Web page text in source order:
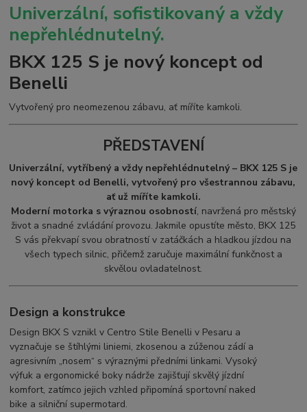
Univerzální, sofistikovaný a vždy
nepřehlédnutelný.
BKX 125 S je nový koncept od
Benelli
Vytvořený pro neomezenou zábavu, ať míříte kamkoli.
PŘEDSTAVENÍ
Univerzální, vytříbený a vždy nepřehlédnutelný – BKX 125 S je
nový koncept od Benelli, vytvořený pro všestrannou zábavu,
ať už míříte kamkoli.
Moderní motorka s výraznou osobností, navržená pro městský
život a snadné zvládání provozu. Jakmile opustíte město, BKX 125
S vás překvapí svou obratností v zatáčkách a hladkou jízdou na
všech typech silnic, přičemž zaručuje maximální funkčnost a
skvělou ovladatelnost.
Design a konstrukce
Design BKX S vznikl v Centro Stile Benelli v Pesaru a
vyznačuje se štíhlými liniemi, zkosenou a zúženou zádí a
agresivním „nosem“ s výraznými předními linkami. Vysoký
výfuk a ergonomické boky nádrže zajišťují skvělý jízdní
komfort, zatímco jejich vzhled připomíná sportovní naked
bike a silniční supermotard.